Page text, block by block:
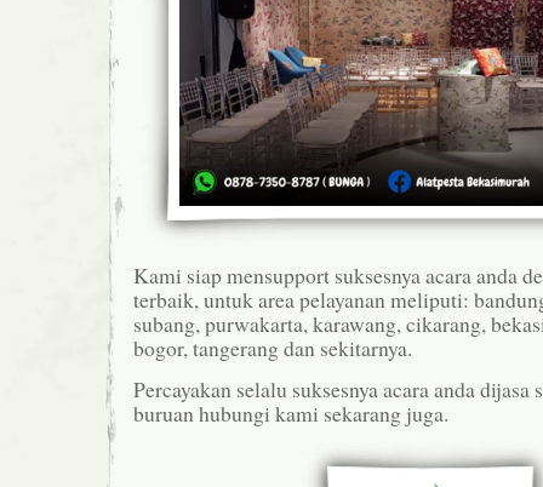
Kami siap mensupport suksesnya acara anda
terbaik, untuk area pelayanan meliputi:
subang, purwakarta, karawang, cikarang,
bogor, tangerang dan sekitarnya.
Percayakan selalu suksesnya acara anda dijasa
buruan hubungi kami sekarang juga.